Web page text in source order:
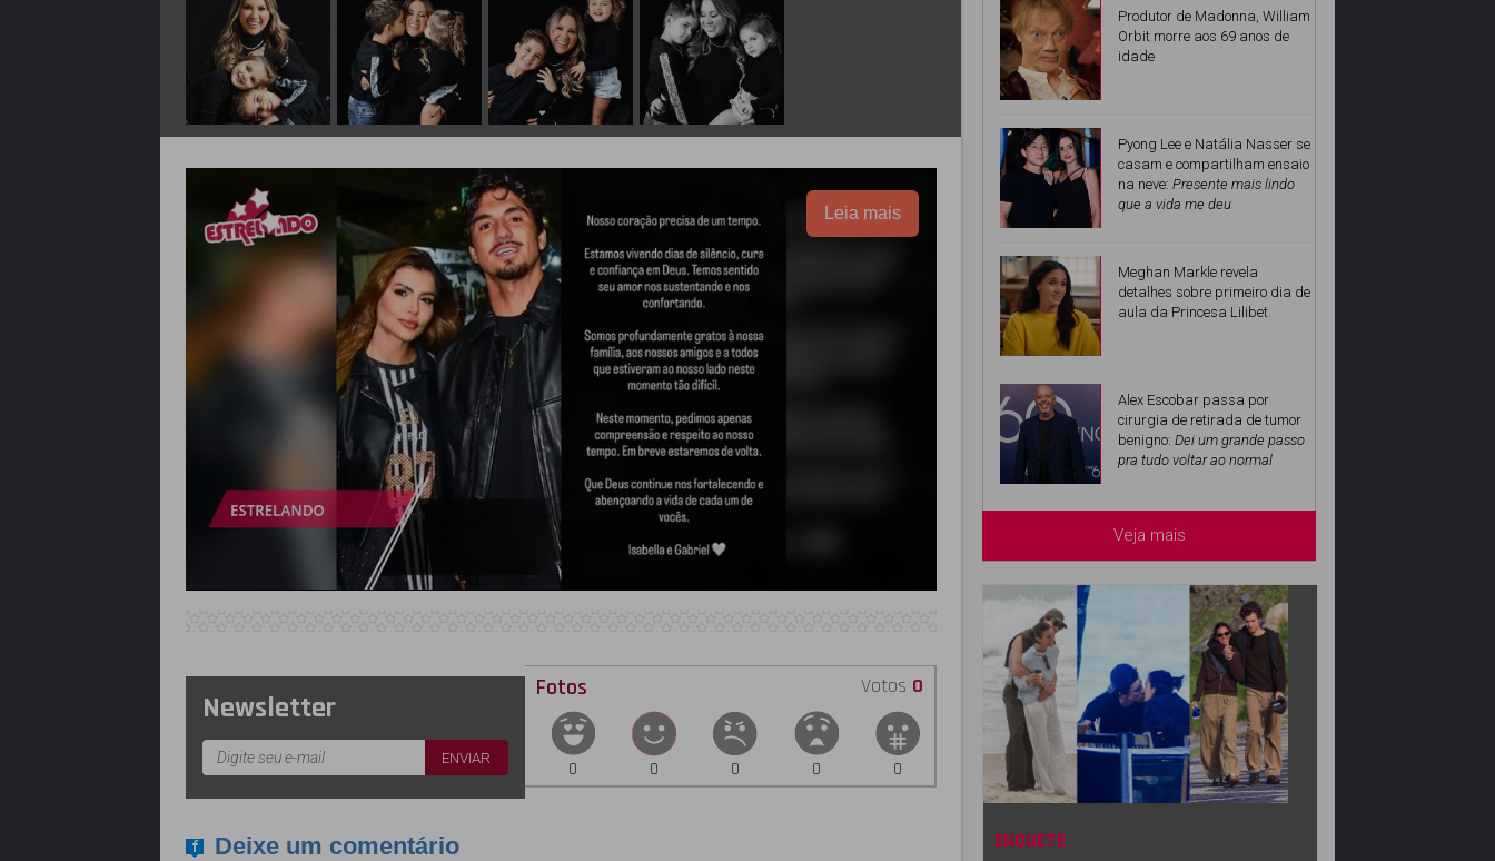
Leia mais
Newsletter
Fotos Votos 0
0 0 0 0 0
Deixe um comentário
Produtor de Madonna, William
Orbit morre aos 69 anos de
idade
Pyong Lee e Natália Nasser se
casam e compartilham ensaio
na neve: Presente mais lindo
que a vida me deu
Meghan Markle revela
detalhes sobre primeiro dia de
aula da Princesa Lilibet
Alex Escobar passa por
cirurgia de retirada de tumor
benigno: Dei um grande passo
pra tudo voltar ao normal
Veja mais
ENQUETE